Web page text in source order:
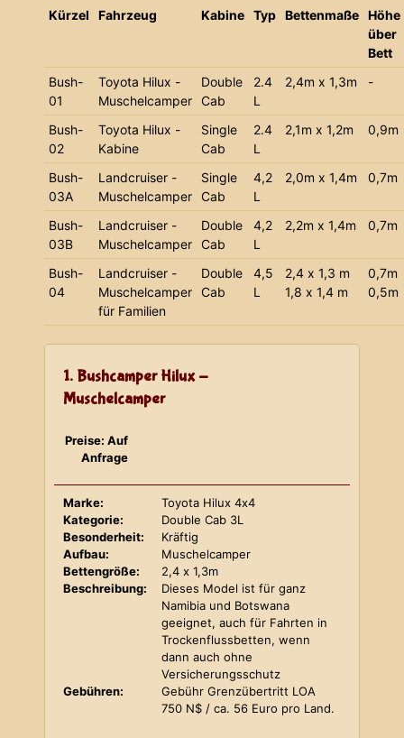
Kürzel Fahrzeug Kabine Typ Bettenmaße Höhe
über
Bett
Bush-
01
Toyota Hilux -
Muschelcamper
Double
Cab
2.4
L
2,4m x 1,3m -
Bush-
02
Toyota Hilux -
Kabine
Single
Cab
2.4
L
2,1m x 1,2m 0,9m
Bush-
03A
Landcruiser -
Muschelcamper
Single
Cab
4,2
L
2,0m x 1,4m 0,7m
Bush-
03B
Landcruiser -
Muschelcamper
Double
Cab
4,2
L
2,2m x 1,4m 0,7m
Bush-
04
Landcruiser -
Muschelcamper
für Familien
Double
Cab
4,5
L
2,4 x 1,3 m
1,8 x 1,4 m
0,7m
0,5m
1. Bushcamper Hilux -
Muschelcamper
Preise: Auf
Anfrage
Marke:
Toyota Hilux 4x4
Kategorie:
Double Cab 3L
Besonderheit:
Kräftig
Aufbau:
Muschelcamper
Bettengröße:
2,4 x 1,3m
Beschreibung:
Dieses Model ist für ganz
Namibia und Botswana
geeignet, auch für Fahrten in
Trockenflussbetten, wenn
dann auch ohne
Versicherungsschutz
Gebühren:
Gebühr Grenzübertritt LOA
750 N$ / ca. 56 Euro pro Land.